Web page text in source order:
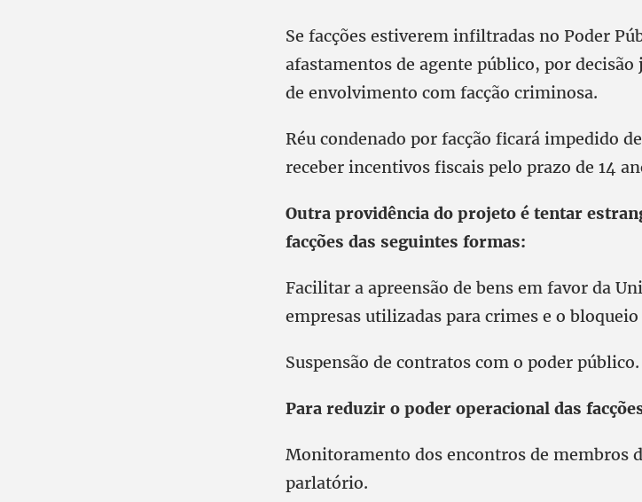
Se facções estiverem infiltradas no Poder
afastamentos de agente público, por
de envolvimento com facção criminosa.
Réu condenado por facção ficará impedido
receber incentivos fiscais pelo prazo de 14
Outra providência do projeto é tentar
facções das seguintes formas:
Facilitar a apreensão de bens em favor da
empresas utilizadas para crimes e o
Suspensão de contratos com o poder público.
Para reduzir o poder operacional das
Monitoramento dos encontros de membros
parlatório.